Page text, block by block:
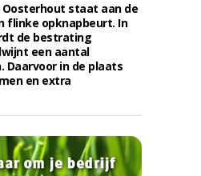
Oosterhout staat aan de
flinke opknapbeurt. In
de bestrating
een aantal
Daarvoor in de plaats
en extra